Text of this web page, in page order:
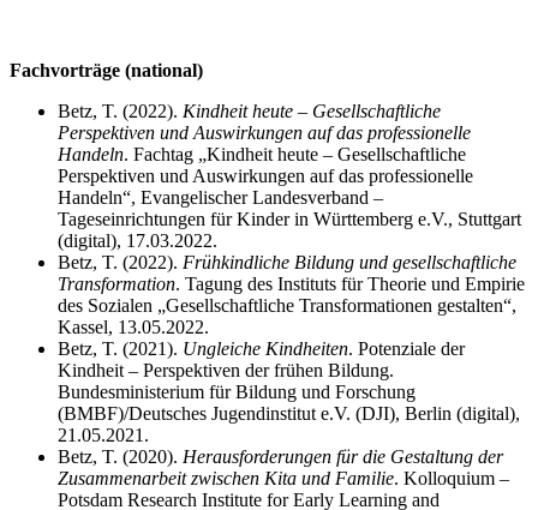
Fachvorträge (national)
Betz, T. (2022). Kindheit heute – Gesellschaftliche
Perspektiven und Auswirkungen auf das professionelle
Handeln. Fachtag „Kindheit heute – Gesellschaftliche
Perspektiven und Auswirkungen auf das professionelle
Handeln“, Evangelischer Landesverband –
Tageseinrichtungen für Kinder in Württemberg e.V., Stuttgart
(digital), 17.03.2022.
Betz, T. (2022). Frühkindliche Bildung und gesellschaftliche
Transformation. Tagung des Instituts für Theorie und Empirie
des Sozialen „Gesellschaftliche Transformationen gestalten“,
Kassel, 13.05.2022.
Betz, T. (2021). Ungleiche Kindheiten. Potenziale der
Kindheit – Perspektiven der frühen Bildung.
Bundesministerium für Bildung und Forschung
(BMBF)/Deutsches Jugendinstitut e.V. (DJI), Berlin (digital),
21.05.2021.
Betz, T. (2020). Herausforderungen für die Gestaltung der
Zusammenarbeit zwischen Kita und Familie. Kolloquium –
Potsdam Research Institute for Early Learning and